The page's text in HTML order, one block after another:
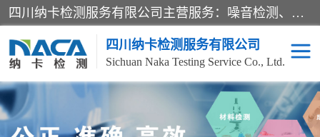
四川纳卡检测服务有限公司主营服务：噪音检测、灯光检测、防护网检测、磁性检测、无损检测、燃烧等级检测；本着严谨、规范的态度严格执行国家现行标准、规范及规程，奉行“科学公正、准确、持续改进、诚信服务”的企业价值和“科学、信誉、服务”的企业宗旨，竭诚为广大客户服务。
四川纳卡检测服务有限公司
Sichuan Naka Testing Service Co., Ltd.
噪音检测 灯光检测